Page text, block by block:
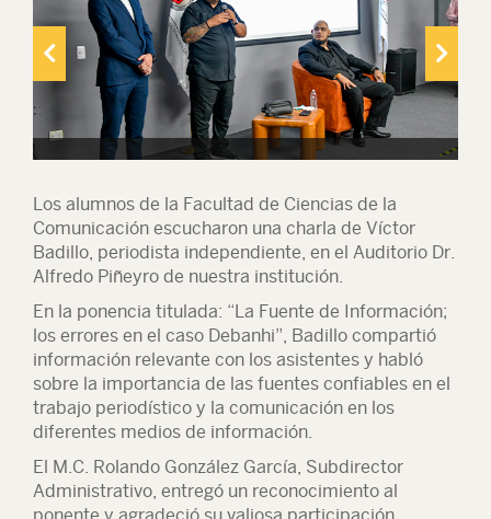
Los alumnos de la Facultad de Ciencias de la
Comunicación escucharon una charla de Víctor
Badillo, periodista independiente, en el Auditorio Dr.
Alfredo Piñeyro de nuestra institución.
En la ponencia titulada: “La Fuente de Información;
los errores en el caso Debanhi”, Badillo compartió
información relevante con los asistentes y habló
sobre la importancia de las fuentes confiables en el
trabajo periodístico y la comunicación en los
diferentes medios de información.
El M.C. Rolando González García, Subdirector
Administrativo, entregó un reconocimiento al